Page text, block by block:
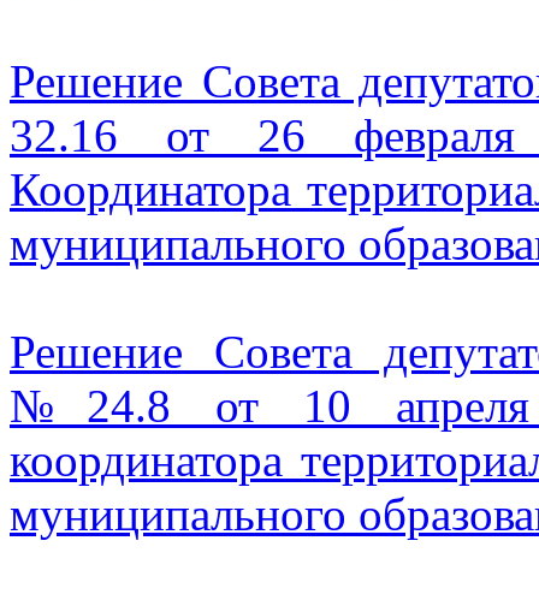
Решение Совета
32.16 от 26
Координатора
муниципального
Решение Совета
№24.8 от 10 апреля
координатора
муниципального